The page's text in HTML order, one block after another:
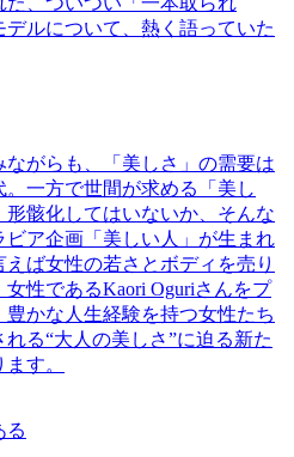
ルについて、熱く語っていた
ながらも、「美しさ」の需要は
一方で世間が求める「美し
形骸化してはいないか、そんな
ビア企画「美しい人」が生まれ
ば女性の若さとボディを売り
性であるKaori Oguriさんをプ
豊かな人生経験を持つ女性たち
る“大人の美しさ”に迫る新た
す。
る